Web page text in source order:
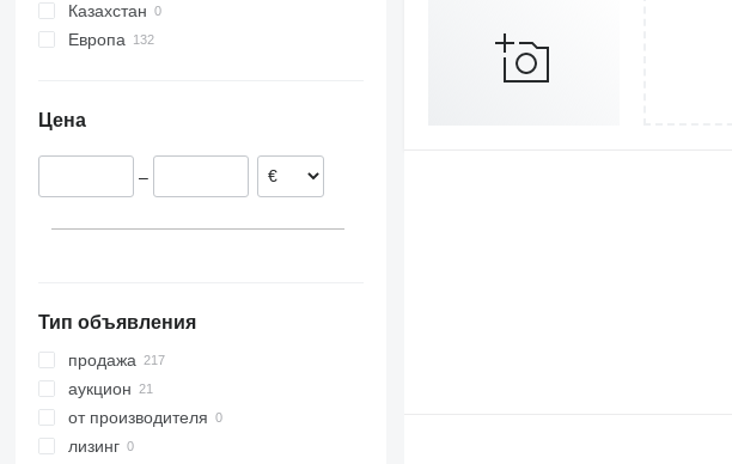
Казахстан
Европа
Цена
–
Тип объявления
продажа
аукцион
от производителя
лизинг